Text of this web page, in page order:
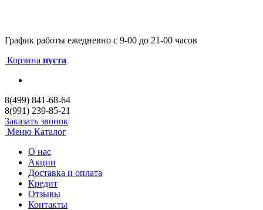
График работы ежедневно с 9-00 до 21-00 часов
Корзина пуста
8(499) 841-68-64
8(991) 239-85-21
Заказать звонок
Меню Каталог
О нас
Акции
Доставка и оплата
Кредит
Отзывы
Контакты